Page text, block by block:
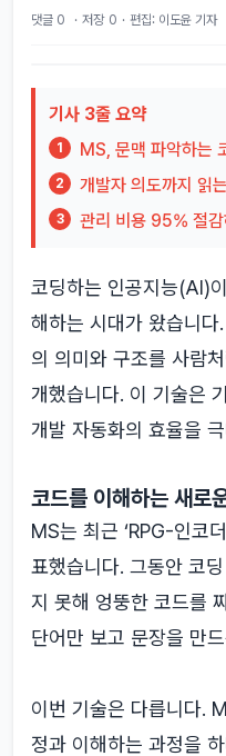
댓글 0 · 저장 0 · 편집: 이도윤 기자
기사 3줄 요약
1 MS, 문맥 파악하는
2 개발자 의도까지 읽
3 관리 비용 95% 절
코딩하는 인공지능(AI)
해하는 시대가 왔습니
의 의미와 구조를 사람
개했습니다. 이 기술은
개발 자동화의 효율을
코드를 이해하는 새로
MS는 최근 ‘RPG-인코
표했습니다. 그동안 코
지 못해 엉뚱한 코드를
단어만 보고 문장을 만
이번 기술은 다릅니다.
정과 이해하는 과정을